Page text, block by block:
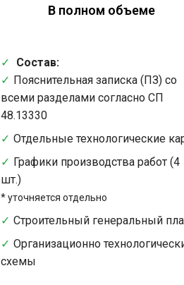
В полном объеме
Состав:
Пояснительная записка (ПЗ) со
всеми разделами согласно СП
48.13330
Отдельные технологические
Графики производства работ (4
шт.)
*уточняется отдельно
Строительный генеральный
Организационно
схемы